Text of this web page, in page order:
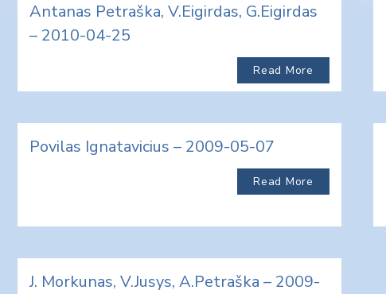
Antanas Petraška, V.Eigirdas, G.Eigirdas
– 2010-04-25
Read More
Povilas Ignatavicius – 2009-05-07
Read More
J. Morkunas, V.Jusys, A.Petraška – 2009-